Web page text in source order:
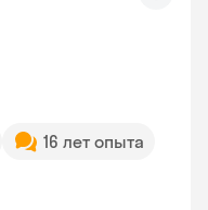
16 лет опыта